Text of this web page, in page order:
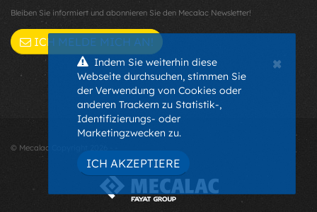
Bleiben Sie informiert und abonnieren Sie den Mecalac Newsletter!
ICH MELDE MICH AN!
© Mecalac Copyright 2026 - -
×
Indem Sie weiterhin diese
Webseite durchsuchen, stimmen Sie
der Verwendung von Cookies oder
anderen Trackern zu Statistik-,
Identifizierungs- oder
Marketingzwecken zu.
ICH AKZEPTIERE